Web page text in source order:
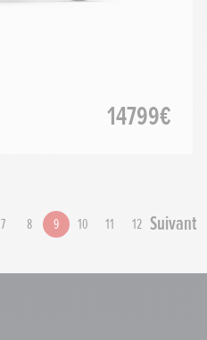
14799€
7 8 9 10 11 12 Suivant